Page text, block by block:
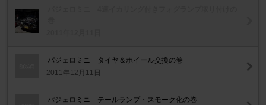
パジェロミニ タイヤ＆ホイール交換の巻
2011年12月11日
パジェロミニ テールランプ・スモーク化の巻